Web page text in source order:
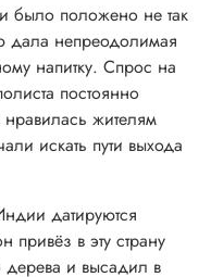
было положено не так
дала непреодолимая
напитку. Спрос на
постоянно
жителям
искать пути выхода
датируются
в эту страну
и высадил в